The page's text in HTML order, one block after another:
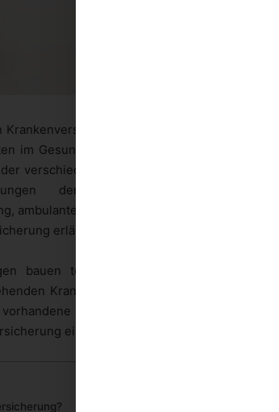
Krankenversicherung ist ein wichtiger Schritt,
im Gesundheitsbereich gewappnet zu sein.
verschiedenen Krankenversicherungstypen
der Auslandsversicherung,
ambulanten und stationären
erläutern.
bauen teilweise aufeinander auf, sind
Krankenversicherungen. Je nach
Kinder und berufliche Situation
eine Rolle spielen.